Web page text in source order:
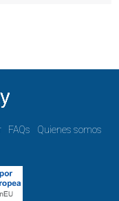
FAQs
Quienes somos